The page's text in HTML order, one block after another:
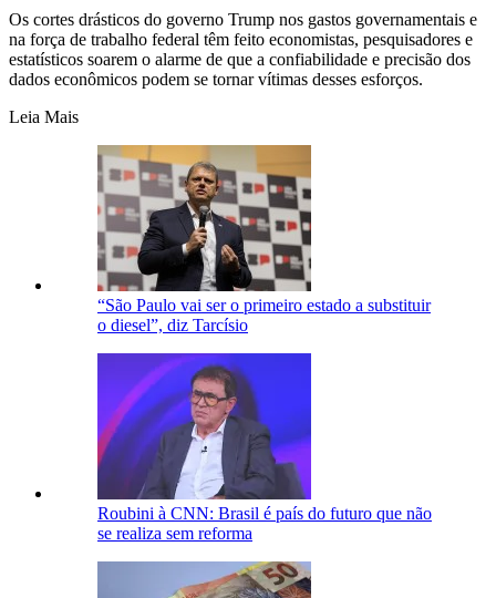
Os cortes drásticos do governo Trump nos gastos governamentais e
na força de trabalho federal têm feito economistas, pesquisadores e
estatísticos soarem o alarme de que a confiabilidade e precisão dos
dados econômicos podem se tornar vítimas desses esforços.
Leia Mais
“São Paulo vai ser o primeiro estado a substituir
o diesel”, diz Tarcísio
Roubini à CNN: Brasil é país do futuro que não
se realiza sem reforma